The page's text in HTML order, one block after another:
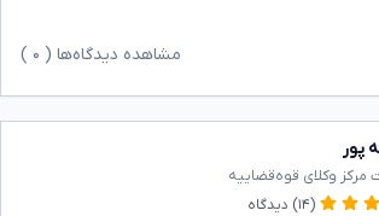
مشاهده دیدگاه‌ها ( ۰
پور
مرکز وکلای قوه‌قضاییه
(۱۴) دیدگاه